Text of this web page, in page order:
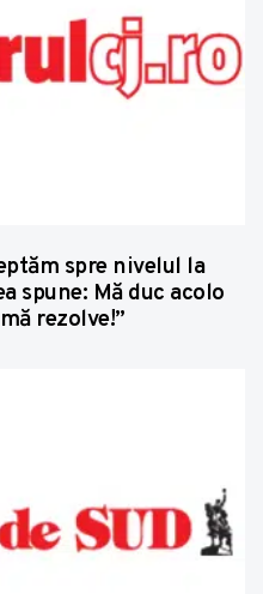
spre nivelul la
spune: Mă duc acolo
rezolve!”